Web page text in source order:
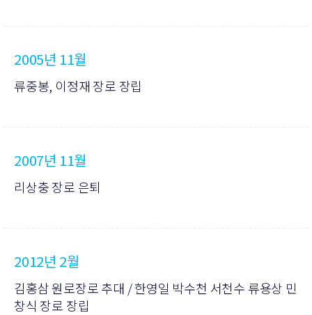
2005년 11월
류중봉, 이정재 장로 장립
2007년 11월
리상충 장로 은퇴
2012년 2월
김홍삼 원로장로 추대 / 한영일 박수천 서천수 류용상 민
창식 장로 장립